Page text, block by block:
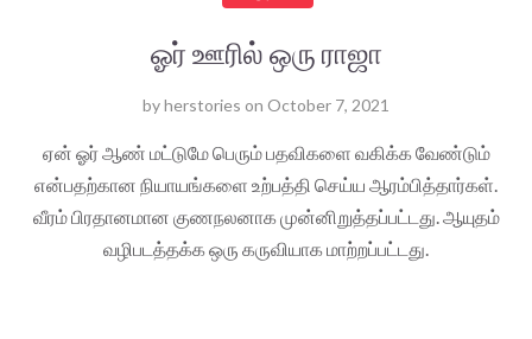
ஓர் ஊரில் ஒரு ராஜா
byherstories on October 7, 2021
ஏன் ஓர் ஆண் மட்டுமே பெரும் பதவிகளை வகிக்க வேண்டும்
என்பதற்கான நியாயங்களை உற்பத்தி செய்ய ஆரம்பித்தார்கள்.
வீரம் பிரதானமான குணநலனாக முன்னிறுத்தப்பட்டது. ஆயுதம்
வழிபடத்தக்க ஒரு கருவியாக மாற்றப்பட்டது.